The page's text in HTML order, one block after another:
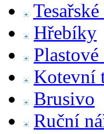
Hřebíky
Plastové
Kotevní
Brusivo
Ruční